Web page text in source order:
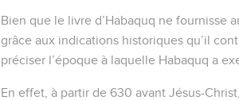
Bien que le livre d’Habaquq ne fournisse
grâce aux indications historiques qu’il
préciser l’époque à laquelle Habaquq a
En effet, à partir de 630 avant Jésus-